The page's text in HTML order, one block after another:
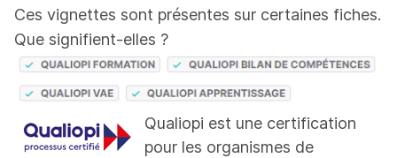
Ces vignettes sont présentes sur certaines fiches.
Que signifient-elles ?
Qualiopi est une certification
pour les organismes de